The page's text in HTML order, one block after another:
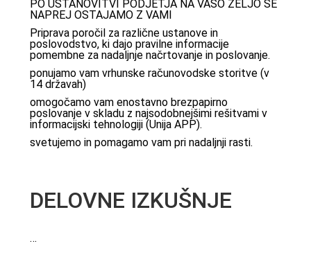
PO USTANOVITVI PODJETJA NA VAŠO ŽELJO ŠE
NAPREJ OSTAJAMO Z VAMI
Priprava poročil za različne ustanove in
poslovodstvo, ki dajo pravilne informacije
pomembne za nadaljnje načrtovanje in poslovanje.
ponujamo vam vrhunske računovodske storitve (v
14 državah)
omogočamo vam enostavno brezpapirno
poslovanje v skladu z najsodobnejšimi rešitvami v
informacijski tehnologiji (Unija APP).
svetujemo in pomagamo vam pri nadaljnji rasti.
DELOVNE IZKUŠNJE
…